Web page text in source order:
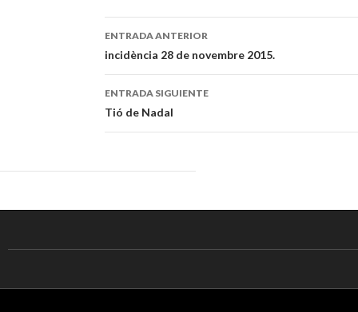
Navegación
de
entradas
ENTRADA ANTERIOR
incidència 28 de novembre 2015.
ENTRADA SIGUIENTE
Tió de Nadal